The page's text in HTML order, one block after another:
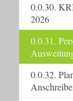
0.0.30.
2026
0.0.31.
0.0.32.